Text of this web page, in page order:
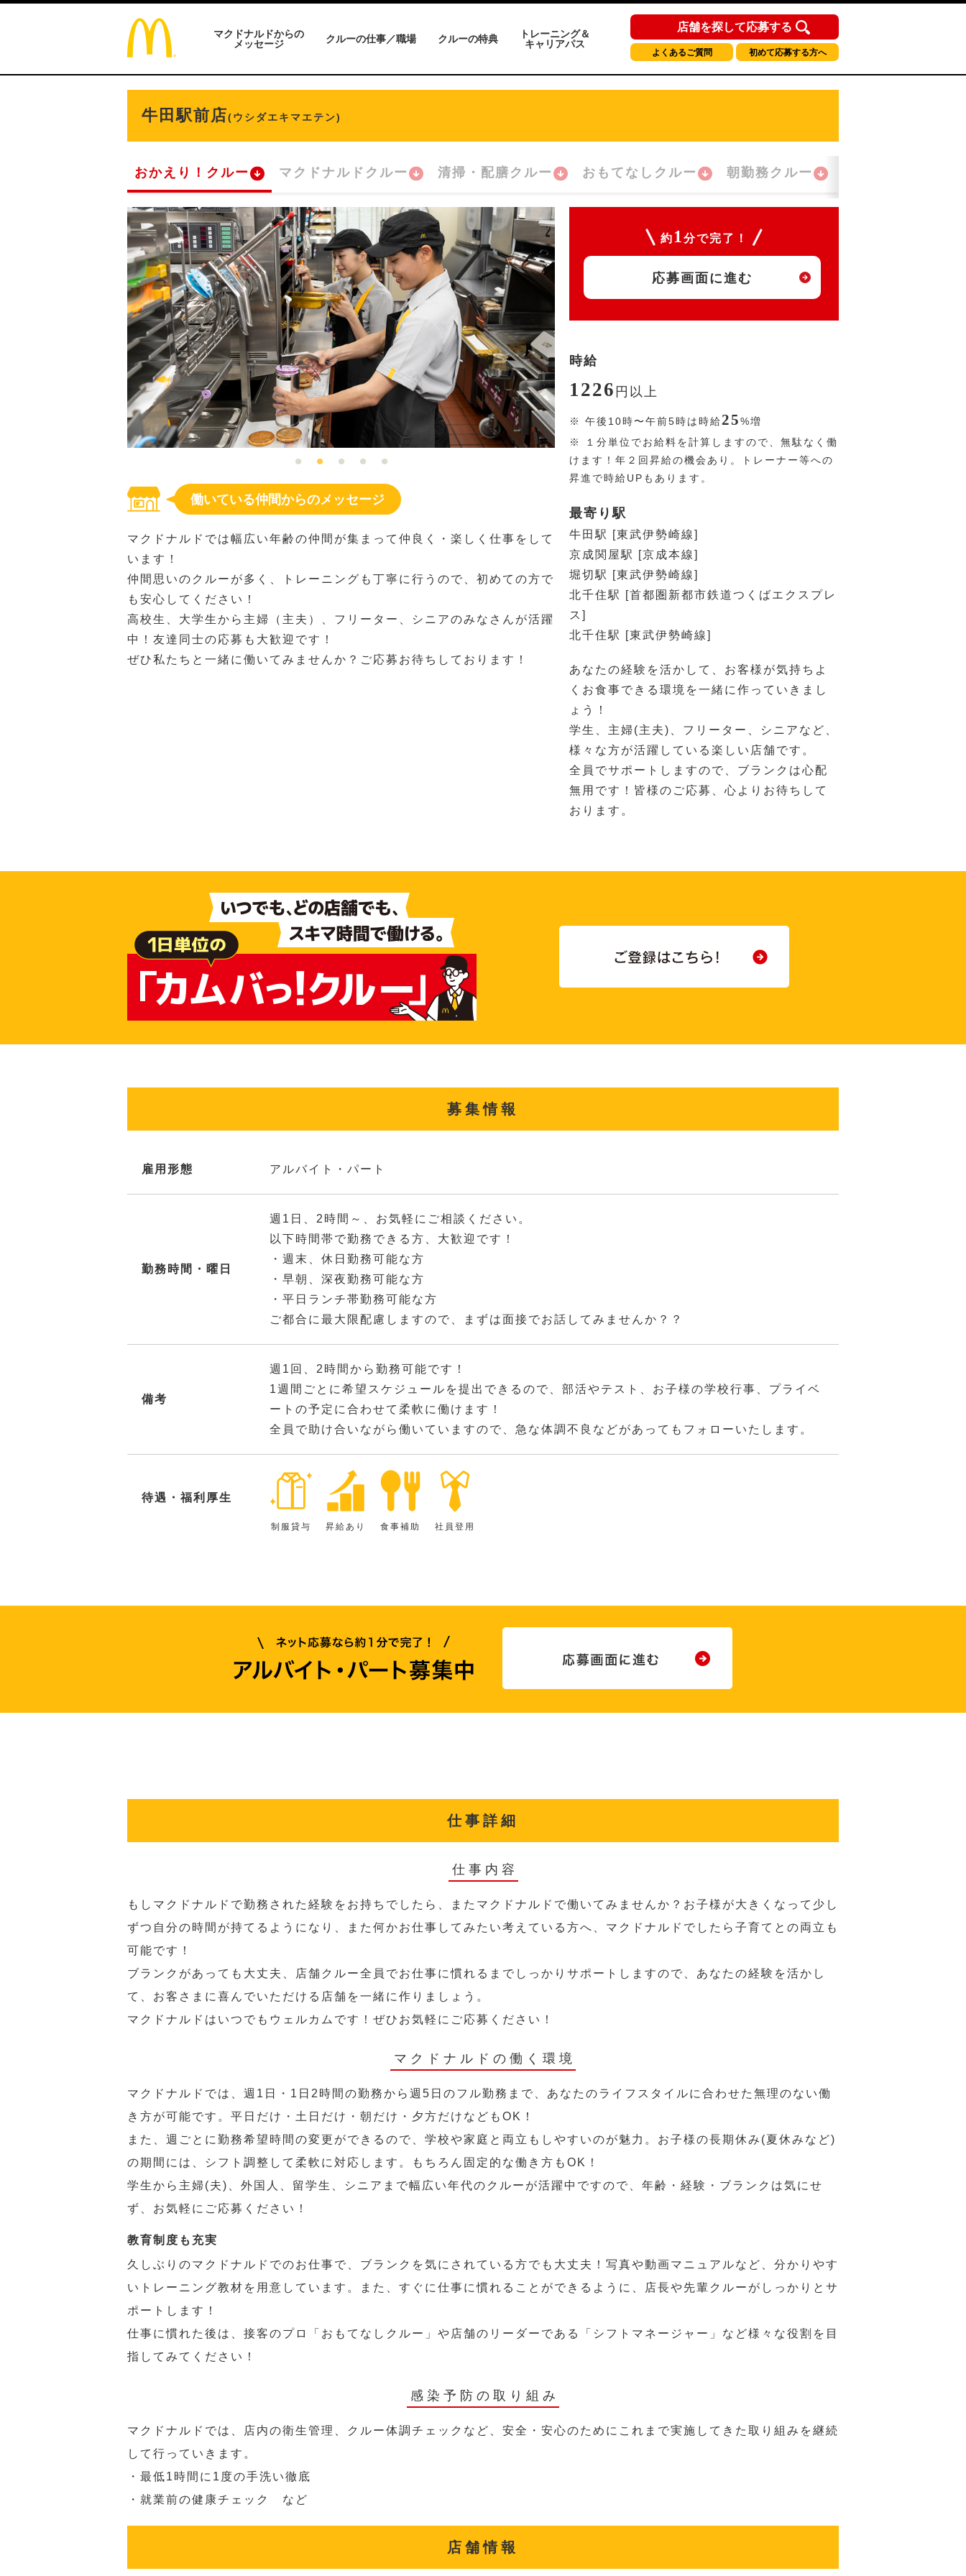
マクドナルドからの
メッセージ
クルーの仕事／職場 クルーの特典
トレーニング＆
キャリアパス
店舗を探して応募する
よくあるご質問 初めて応募する方へ
牛田駅前店(ウシダエキマエテン)
おかえり！クルー マクドナルドクルー 清掃・配膳クルー おもてなしクルー 朝勤務クルー
働いている仲間からのメッセージ
マクドナルドでは幅広い年齢の仲間が集まって仲良く・楽しく仕事をして
います！
仲間思いのクルーが多く、トレーニングも丁寧に行うので、初めての方で
も安心してください！
高校生、大学生から主婦（主夫）、フリーター、シニアのみなさんが活躍
中！友達同士の応募も大歓迎です！
ぜひ私たちと一緒に働いてみませんか？ご応募お待ちしております！
約 1 分で完了！
応募画面に進む
時給
1226 円 以上
※ 午後10時〜午前5時は時給25%増
※
１分単位でお給料を計算しますので、無駄なく働
けます！年２回昇給の機会あり。トレーナー等への
昇進で時給UPもあります。
最寄り駅
牛田駅 [東武伊勢崎線]
京成関屋駅 [京成本線]
堀切駅 [東武伊勢崎線]
北千住駅 [首都圏新都市鉄道つくばエクスプレ
ス]
北千住駅 [東武伊勢崎線]
あなたの経験を活かして、お客様が気持ちよ
くお食事できる環境を一緒に作っていきまし
ょう！
学生、主婦(主夫)、フリーター、シニアなど、
様々な方が活躍している楽しい店舗です。
全員でサポートしますので、ブランクは心配
無用です！皆様のご応募、心よりお待ちして
おります。
募集情報
雇用形態 アルバイト・パート
勤務時間・曜日
週1日、2時間～、お気軽にご相談ください。
以下時間帯で勤務できる方、大歓迎です！
・週末、休日勤務可能な方
・早朝、深夜勤務可能な方
・平日ランチ帯勤務可能な方
ご都合に最大限配慮しますので、まずは面接でお話してみませんか？？
備考
週1回、2時間から勤務可能です！
1週間ごとに希望スケジュールを提出できるので、部活やテスト、お子様の学校行事、プライベ
ートの予定に合わせて柔軟に働けます！
全員で助け合いながら働いていますので、急な体調不良などがあってもフォローいたします。
待遇・福利厚生
制服貸与 昇給あり 食事補助 社員登用
仕事詳細
仕事内容
もしマクドナルドで勤務された経験をお持ちでしたら、またマクドナルドで働いてみませんか？お子様が大きくなって少し
ずつ自分の時間が持てるようになり、また何かお仕事してみたい考えている方へ、マクドナルドでしたら子育てとの両立も
可能です！
ブランクがあっても大丈夫、店舗クルー全員でお仕事に慣れるまでしっかりサポートしますので、あなたの経験を活かし
て、お客さまに喜んでいただける店舗を一緒に作りましょう。
マクドナルドはいつでもウェルカムです！ぜひお気軽にご応募ください！
マクドナルドの働く環境
マクドナルドでは、週1日・1日2時間の勤務から週5日のフル勤務まで、あなたのライフスタイルに合わせた無理のない働
き方が可能です。平日だけ・土日だけ・朝だけ・夕方だけなどもOK！
また、週ごとに勤務希望時間の変更ができるので、学校や家庭と両立もしやすいのが魅力。お子様の長期休み(夏休みなど)
の期間には、シフト調整して柔軟に対応します。もちろん固定的な働き方もOK！
学生から主婦(夫)、外国人、留学生、シニアまで幅広い年代のクルーが活躍中ですので、年齢・経験・ブランクは気にせ
ず、お気軽にご応募ください！
教育制度も充実
久しぶりのマクドナルドでのお仕事で、ブランクを気にされている方でも大丈夫！写真や動画マニュアルなど、分かりやす
いトレーニング教材を用意しています。また、すぐに仕事に慣れることができるように、店長や先輩クルーがしっかりとサ
ポートします！
仕事に慣れた後は、接客のプロ「おもてなしクルー」や店舗のリーダーである「シフトマネージャー」など様々な役割を目
指してみてください！
感染予防の取り組み
マクドナルドでは、店内の衛生管理、クルー体調チェックなど、安全・安心のためにこれまで実施してきた取り組みを継続
して行っていきます。
・最低1時間に1度の手洗い徹底
・就業前の健康チェック など
店舗情報